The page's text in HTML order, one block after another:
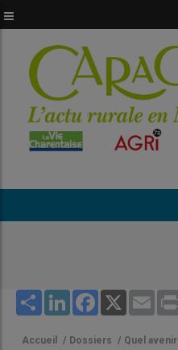
au
principal
Share LinkedInFacebook
X Email
Accueil / Dossiers / Quel